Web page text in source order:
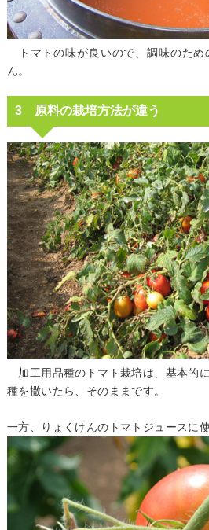
トマトの味が良いので、調味のため
ん。
3 原料の栽培方法が違う
加工用品種のトマト栽培は、基本的に
種を撒いたら、そのままです。
一方、りょくけんのトマトジュースに